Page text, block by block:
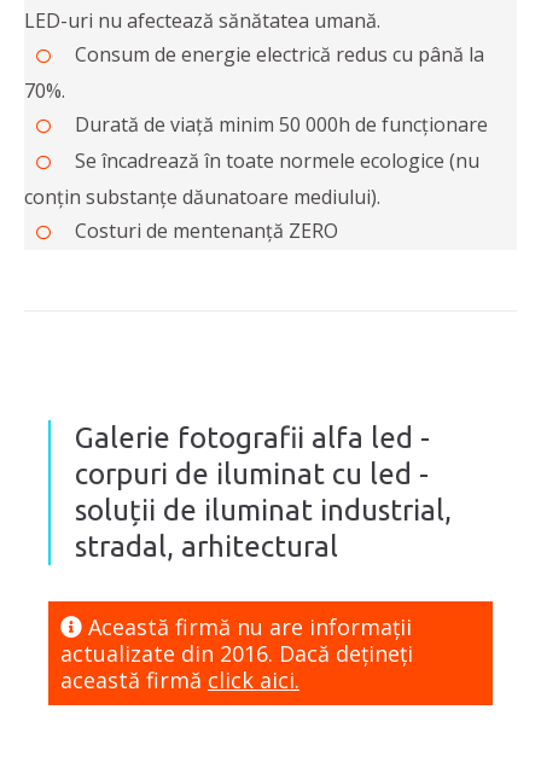
LED-uri nu afectează sănătatea umană.
Consum de energie electrică redus cu până la
70%.
Durată de viață minim 50 000h de funcționare
Se încadrează în toate normele ecologice (nu
conțin substanțe dăunatoare mediului).
Costuri de mentenanță ZERO
Galerie fotografii alfa led -
corpuri de iluminat cu led -
soluții de iluminat industrial,
stradal, arhitectural
Această firmă nu are informaţii
actualizate din 2016. Dacă dețineți
această firmă click aici.